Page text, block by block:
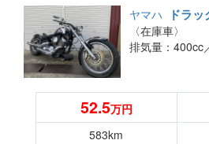
ヤマハ ドラ
〈在庫車〉
排気量：400cc
52.5万円
583km